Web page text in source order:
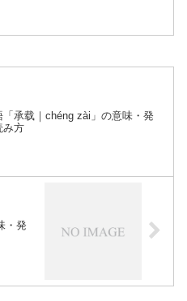
「承载｜chéng zài」の意味・発
み方
・発